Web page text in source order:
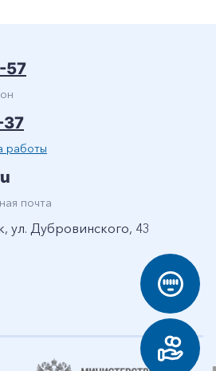
57
работы
почта
ул. Дубровинского, 43